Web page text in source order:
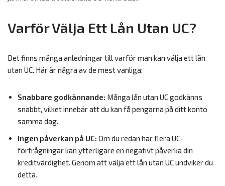
Varför Välja Ett Lån Utan UC?
Det finns många anledningar till varför man kan välja ett lån
utan UC. Här är några av de mest vanliga:
Snabbare godkännande: Många lån utan UC godkänns
snabbt, vilket innebär att du kan få pengarna på ditt konto
samma dag.
Ingen påverkan på UC: Om du redan har flera UC-
förfrågningar kan ytterligare en negativt påverka din
kreditvärdighet. Genom att välja ett lån utan UC undviker du
detta.